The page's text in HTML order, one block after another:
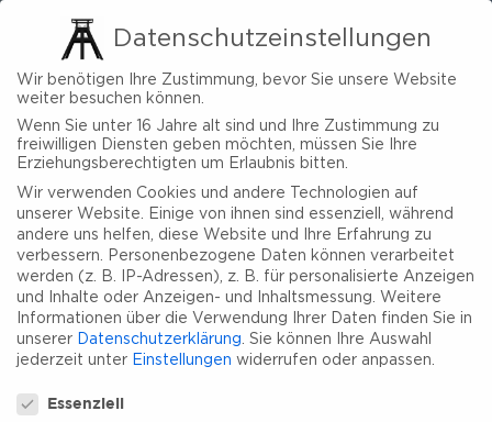
Datenschutzeinstellungen
Wir benötigen Ihre Zustimmung, bevor Sie unsere Website
weiter besuchen können.
Wenn Sie unter 16 Jahre alt sind und Ihre Zustimmung zu
freiwilligen Diensten geben möchten, müssen Sie Ihre
Erziehungsberechtigten um Erlaubnis bitten.
Wir verwenden Cookies und andere Technologien auf
unserer Website. Einige von ihnen sind essenziell, während
andere uns helfen, diese Website und Ihre Erfahrung zu
verbessern.
Personenbezogene Daten können verarbeitet
werden (z. B. IP-Adressen), z. B. für personalisierte Anzeigen
und Inhalte oder Anzeigen- und Inhaltsmessung.
Weitere
Informationen über die Verwendung Ihrer Daten finden Sie in
unserer
Datenschutzerklärung Sie können Ihre Auswahl
jederzeit unter Einstellungen widerrufen oder anpassen.
Essenziell